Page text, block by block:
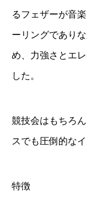
るフェザーが音
ーリングであり
め、力強さとエ
した。
競技会はもちろ
スでも圧倒的な
特徴